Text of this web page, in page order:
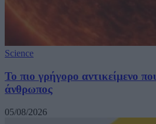
Science
Το πιο γρήγορο αντικείμενο
άνθρωπος
05/08/2026